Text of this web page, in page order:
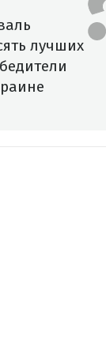
лучших